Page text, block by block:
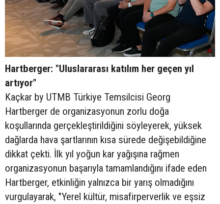
Hartberger: "Uluslararası katılım her geçen yıl
artıyor"
Kaçkar by UTMB Türkiye Temsilcisi Georg
Hartberger de organizasyonun zorlu doğa
koşullarında gerçekleştirildiğini söyleyerek, yüksek
dağlarda hava şartlarının kısa sürede değişebildiğine
dikkat çekti. İlk yıl yoğun kar yağışına rağmen
organizasyonun başarıyla tamamlandığını ifade eden
Hartberger, etkinliğin yalnızca bir yarış olmadığını
vurgulayarak, "Yerel kültür, misafirperverlik ve eşsiz